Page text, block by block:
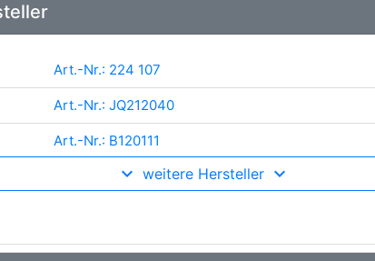
Art.-Nr.: 224 107
Art.-Nr.: JQ212040
Art.-Nr.: B120111
Art.-Nr.: 19-1776
Art.-Nr.: 9244
weitere Hersteller